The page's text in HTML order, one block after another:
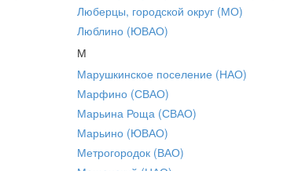
Люберцы, городской округ (МО)
Люблино (ЮВАО)
М
Марушкинское поселение (НАО)
Марфино (СВАО)
Марьина Роща (СВАО)
Марьино (ЮВАО)
Метрогородок (ВАО)